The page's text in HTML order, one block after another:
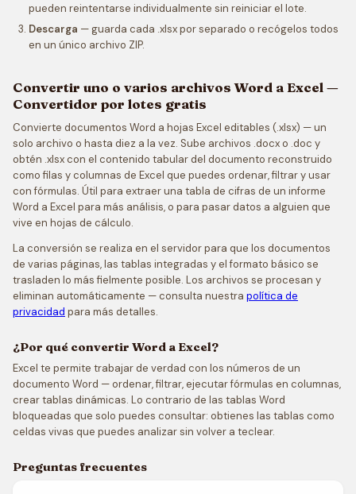
pueden reintentarse individualmente sin reiniciar el lote.
Descarga — guarda cada .xlsx por separado o recógelos todos
en un único archivo ZIP.
Convertir uno o varios archivos Word a Excel —
Convertidor por lotes gratis
Convierte documentos Word a hojas Excel editables (.xlsx) — un
solo archivo o hasta diez a la vez. Sube archivos .docx o .doc y
obtén .xlsx con el contenido tabular del documento reconstruido
como filas y columnas de Excel que puedes ordenar, filtrar y usar
con fórmulas. Útil para extraer una tabla de cifras de un informe
Word a Excel para más análisis, o para pasar datos a alguien que
vive en hojas de cálculo.
La conversión se realiza en el servidor para que los documentos
de varias páginas, las tablas integradas y el formato básico se
trasladen lo más fielmente posible. Los archivos se procesan y
eliminan automáticamente — consulta nuestra política de
privacidad para más detalles.
¿Por qué convertir Word a Excel?
Excel te permite trabajar de verdad con los números de un
documento Word — ordenar, filtrar, ejecutar fórmulas en columnas,
crear tablas dinámicas. Lo contrario de las tablas Word
bloqueadas que solo puedes consultar: obtienes las tablas como
celdas vivas que puedes analizar sin volver a teclear.
Preguntas frecuentes